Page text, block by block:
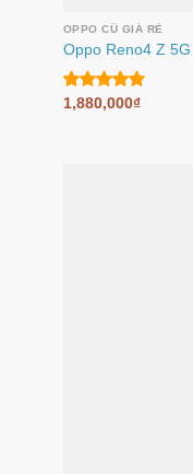
OPPO CŨ GIÁ RẺ
Oppo Reno4 Z
Được xếp
1,880,000₫